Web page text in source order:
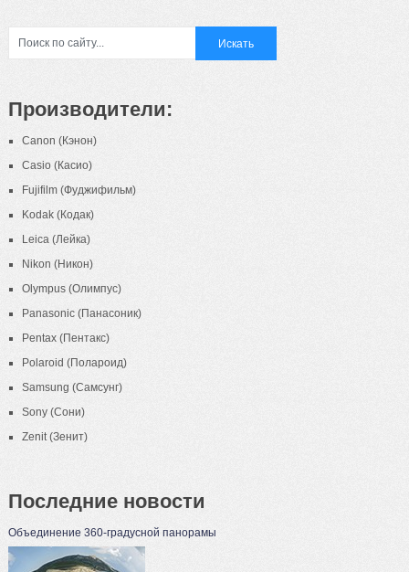
Производители:
Canon (Кэнон)
Casio (Касио)
Fujifilm (Фуджифильм)
Kodak (Кодак)
Leica (Лейка)
Nikon (Никон)
Olympus (Олимпус)
Panasonic (Панасоник)
Pentax (Пентакс)
Polaroid (Полароид)
Samsung (Самсунг)
Sony (Сони)
Zenit (Зенит)
Последние новости
Объединение 360-градусной панорамы